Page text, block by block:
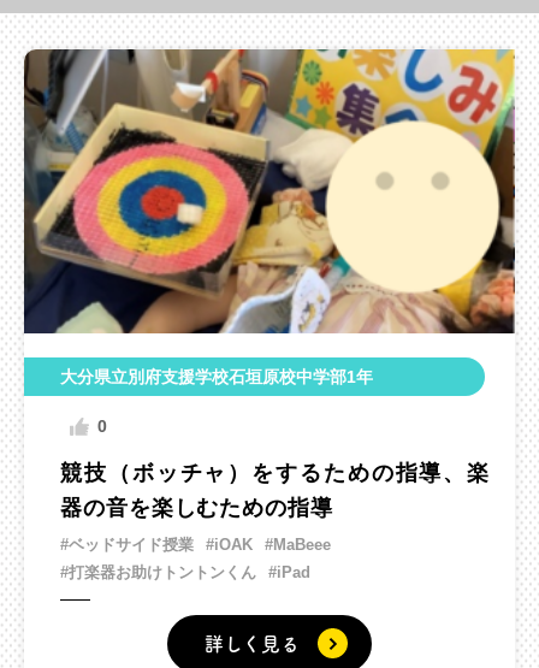
大分県立別府支援学校石垣原校中学部1年
0
競技（ボッチャ）をするための指導、楽
器の音を楽しむための指導
#ベッドサイド授業 #iOAK
#MaBeee
#打楽器お助けトントンくん
#iPad
詳しく見る